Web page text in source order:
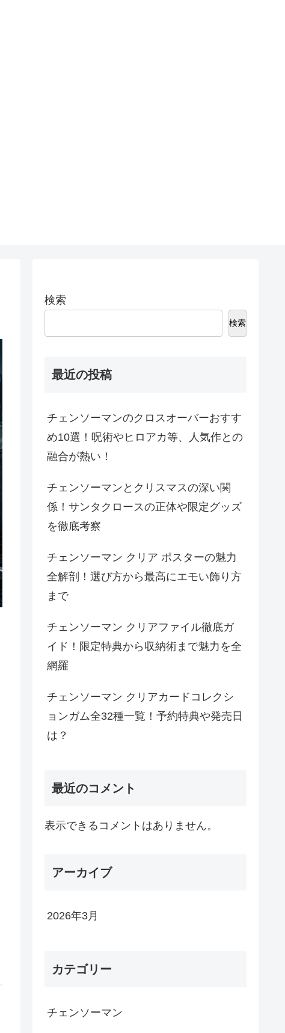
検索
検索
最近の投稿
チェンソーマンのクロスオーバーおすす
め10選！呪術やヒロアカ等、人気作との
融合が熱い！
チェンソーマンとクリスマスの深い関
係！サンタクロースの正体や限定グッズ
を徹底考察
チェンソーマン クリア ポスターの魅力
全解剖！選び方から最高にエモい飾り方
まで
チェンソーマン クリアファイル徹底ガ
イド！限定特典から収納術まで魅力を全
網羅
チェンソーマン クリアカードコレクシ
ョンガム全32種一覧！予約特典や発売日
は？
最近のコメント
表示できるコメントはありません。
アーカイブ
2026年3月
カテゴリー
チェンソーマン